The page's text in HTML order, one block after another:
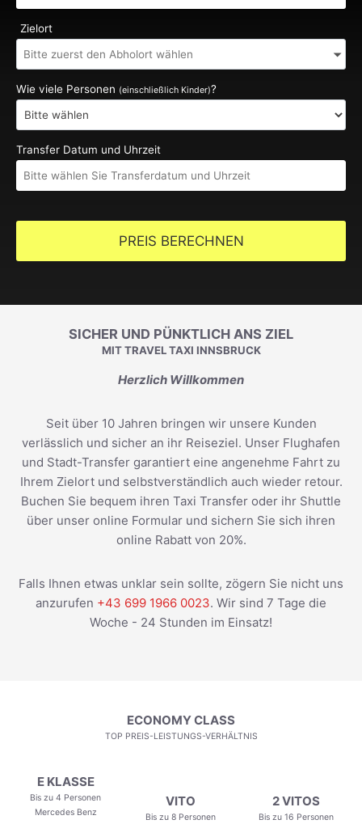
Zielort
Wie viele Personen (einschließlich Kinder)?
Transfer Datum und Uhrzeit
PREIS BERECHNEN
SICHER UND PÜNKTLICH ANS ZIEL
MIT TRAVEL TAXI INNSBRUCK
Herzlich Willkommen
Seit über 10 Jahren bringen wir unsere Kunden
verlässlich und sicher an ihr Reiseziel. Unser Flughafen
und Stadt-Transfer garantiert eine angenehme Fahrt zu
Ihrem Zielort und selbstverständlich auch wieder retour.
Buchen Sie bequem ihren Taxi Transfer oder ihr Shuttle
über unser online Formular und sichern Sie sich ihren
online Rabatt von 20%.
Falls Ihnen etwas unklar sein sollte, zögern Sie nicht uns
anzurufen +43 699 1966 0023. Wir sind 7 Tage die
Woche - 24 Stunden im Einsatz!
ECONOMY CLASS
TOP PREIS-LEISTUNGS-VERHÄLTNIS
E KLASSE
Bis zu 4 Personen
Mercedes Benz
VITO
Bis zu 8 Personen
2 VITOS
Bis zu 16 Personen